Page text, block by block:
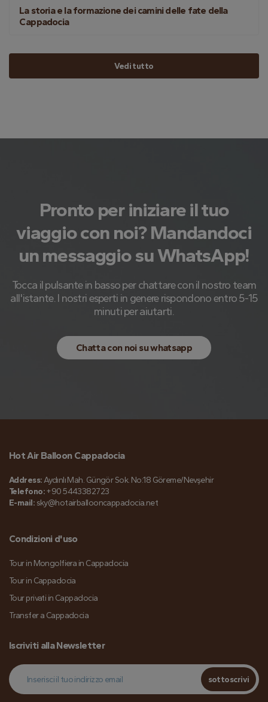
La storia e la formazione dei camini delle fate della
Cappadocia
Vedi tutto
Pronto per iniziare il tuo
viaggio con noi? Mandandoci
un messaggio su WhatsApp!
Tocca il pulsante in basso per chattare con il nostro team
all'istante. I nostri esperti in genere rispondono entro 5-15
minuti per aiutarti.
Chatta con noi su whatsapp
Hot Air Balloon Cappadocia
Address:Aydınlı Mah. Güngör Sok. No:18 Göreme/Nevşehir
Telefono:+90 5443382723
E-mail: sky@hotairballooncappadocia.net
Condizioni d'uso
Tour in Mongolfiera in Cappadocia
Tour in Cappadocia
Tour privati in Cappadocia
Transfer a Cappadocia
Iscriviti alla Newsletter
sottoscrivi